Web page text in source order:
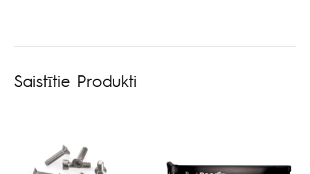
Saistītie Produkti